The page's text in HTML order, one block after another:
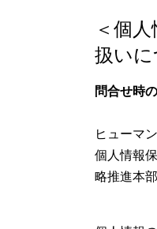
＜個
扱いに
問合せ時
ヒューマ
個人情報
略推進本